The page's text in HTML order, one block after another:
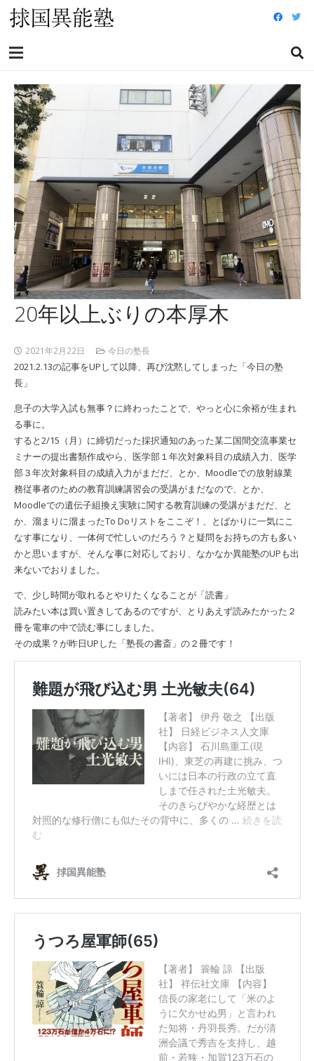
20年以上ぶりの本厚木
2021年2月22日 今日の塾長
2021.2.13の記事をUPして以降、再び沈黙してしまった「今日の塾
長」
息子の大学入試も無事？に終わったことで、やっと心に余裕が生まれ
る事に。
すると2/15（月）に締切だった採択通知のあった某二国間交流事業セ
ミナーの提出書類作成やら、医学部１年次対象科目の成績入力、医学
部３年次対象科目の成績入力がまだだ、とか、Moodleでの放射線業
務従事者のための教育訓練講習会の受講がまだなので、とか、
Moodleでの遺伝子組換え実験に関する教育訓練の受講がまだだ、と
か、溜まりに溜まったTo Doリストをここぞ！、とばかりに一気にこ
なす事になり、一体何で忙しいのだろう？と疑問をお持ちの方も多い
かと思いますが、そんな事に対応しており、なかなか異能塾のUPも出
来ないでおりました。
で、少し時間が取れるとやりたくなることが「読書」
読みたい本は買い置きしてあるのですが、とりあえず読みたかった２
冊を電車の中で読む事にしました。
その成果？が昨日UPした「塾長の書斎」の２冊です！